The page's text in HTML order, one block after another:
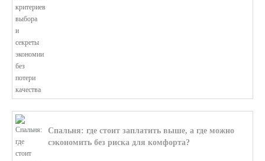
Спальня: где стоит заплатить выше, а где можно
сэкономить без риска для комфорта?